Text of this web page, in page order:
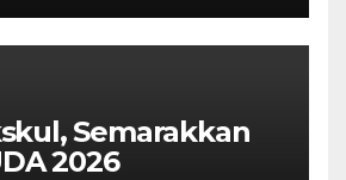
Semarakkan
2026